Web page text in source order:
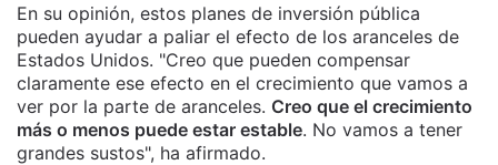
En su opinión, estos planes de inversión pública
pueden ayudar a paliar el efecto de los aranceles de
Estados Unidos. "Creo que pueden compensar
claramente ese efecto en el crecimiento que vamos a
ver por la parte de aranceles. Creo que el crecimiento
más o menos puede estar estable. No vamos a tener
grandes sustos", ha afirmado.